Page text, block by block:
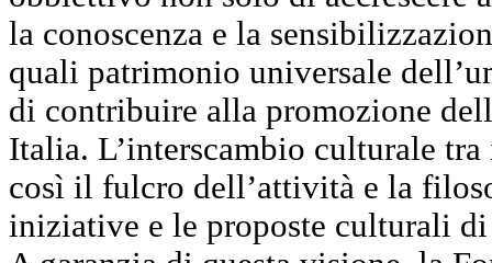
la conoscenza e la
quali patrimonio universale
di contribuire alla promozione
Italia. L’interscambio culturale tra
così il fulcro dell’attività e la
iniziative e le proposte culturali